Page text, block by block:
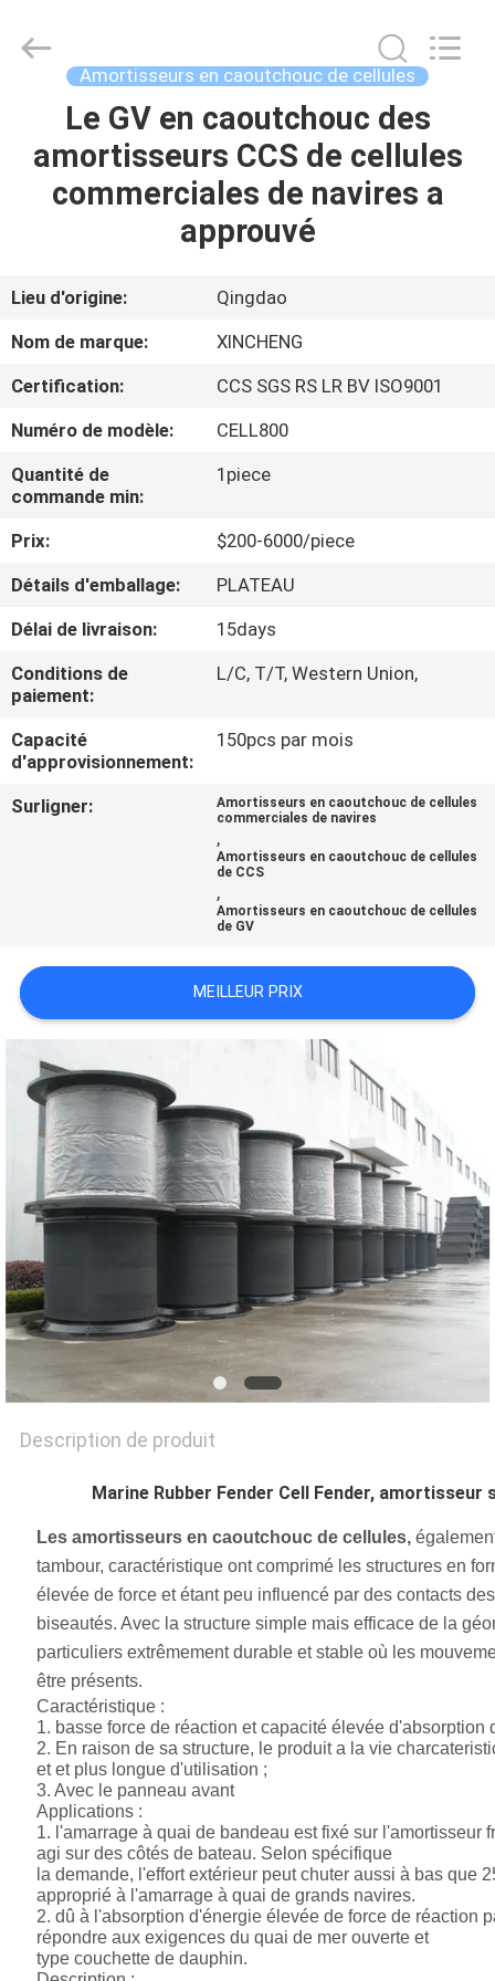
MAISON
PRODUITS
SHOW
PROPOS
DE
NOUS
VISITE
D'USINE
CONTRÔLE
DE
QUALITÉ
CONTACTEZ-
CAS
PLAN
DU
SITE
PRIVACY
POLICY
Products
Amortisseurs en caoutchouc de cellules
Le GV en caoutchouc des
amortisseurs CCS de cellules
commerciales de navires a
approuvé
Lieu d'origine:
Qingdao
Nom de marque:
XINCHENG
Certification:
CCS SGS RS LR BV ISO9001
Numéro de modèle:
CELL800
Quantité de
commande min:
1piece
Prix:
$200-6000/piece
Détails d'emballage:
PLATEAU
Délai de livraison:
15days
Conditions de
paiement:
L/C, T/T, Western Union,
Capacité
d'approvisionnement:
150pcs par mois
Surligner:
Amortisseurs en caoutchouc de cellules
commerciales de navires
,
Amortisseurs en caoutchouc de cellules
de CCS
,
Amortisseurs en caoutchouc de cellules
de GV
MEILLEUR PRIX
Description de produit
Marine Rubber Fender Cell Fender, amortisseur
Les amortisseurs en caoutchouc de cellules,
tambour, caractéristique ont comprimé les structures en
élevée de force et étant peu influencé par des contacts
biseautés. Avec la structure simple mais efficace de la
particuliers extrêmement durable et stable où les
être présents.
Caractéristique :
1. basse force de réaction et capacité élevée d'absorption
2. En raison de sa structure, le produit a la vie
et et plus longue d'utilisation ;
3. Avec le panneau avant
Applications :
1. l'amarrage à quai de bandeau est fixé sur l'amortisseur
agi sur des côtés de bateau. Selon spécifique
la demande, l'effort extérieur peut chuter aussi à bas que
approprié à l'amarrage à quai de grands navires.
2. dû à l'absorption d'énergie élevée de force de réaction
répondre aux exigences du quai de mer ouverte et
type couchette de dauphin.